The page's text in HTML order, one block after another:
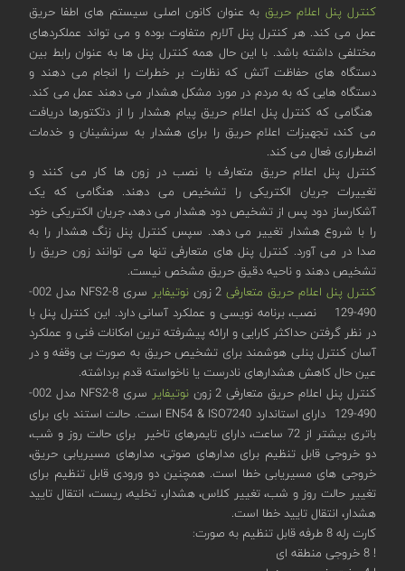
کنترل پنل اعلام حریق به عنوان کانون اصلی سیستم های اطفا حریق
عمل می کند. هر کنترل پنل آلارم متفاوت بوده و می تواند عملکردهای
مختلفی داشته باشد. با این حال همه کنترل پنل ها به عنوان رابط بین
دستگاه های حفاظت آتش که نظارت بر خطرات را انجام می دهند و
دستگاه هایی که به مردم در مورد مشکل هشدار می دهند عمل می کند.
هنگامی که کنترل پنل اعلام حریق پیام هشدار را از دتکتورها دریافت
می کند، تجهیزات اعلام حریق را برای هشدار به سرنشینان و خدمات
اضطراری فعال می کند.
کنترل پنل اعلام حریق متعارف با نصب در زون ها کار می کنند و
تغییرات جریان الکتریکی را تشخیص می دهند. هنگامی که یک
آشکارساز دود پس از تشخیص دود هشدار می دهد، جریان الکتریکی خود
را با شروع هشدار تغییر می دهد. سپس کنترل پنل زنگ هشدار را به
صدا در می آورد. کنترل پنل های متعارفی تنها می توانند زون حریق را
تشخیص دهند و ناحیه دقیق حریق مشخص نیست.
کنترل پنل اعلام حریق متعارفی2 زون نوتیفایر
سری NFS2-8 مدل 002-
490-129 نصب، برنامه نویسی و عملکرد آسانی دارد. این کنترل پنل با
در نظر گرفتن حداکثر کارایی و ارائه پیشرفته ترین امکانات فنی و عملکرد
آسان کنترل پنلی هوشمند برای تشخیص حریق به صورت بی وقفه و در
عین حال کاهش هشدارهای نادرست یا ناخواسته قدم برداشته.
کنترل پنل اعلام حریق متعارفی 2 زون
نوتیفایر
سری NFS2-8 مدل 002-
490-129 دارای استاندارد EN54 & ISO7240 است. حالت استند بای برای
باتری بیشتر از 72 ساعت، دارای تایمرهای تاخیر برای حالت روز و شب،
دو خروجی قابل تنظیم برای مدارهای صوتی، مدارهای مسیریابی حریق،
خروجی های مسیریابی خطا است. همچنین دو ورودی قابل تنظیم برای
تغییر حالت روز و شب، تغییر کلاس، هشدار، تخلیه، ریست، انتقال تایید
هشدار، انتقال تایید خطا است.
کارت رله 8 طرفه قابل تنظیم به صورت:
! 8 خروجی منطقه ای